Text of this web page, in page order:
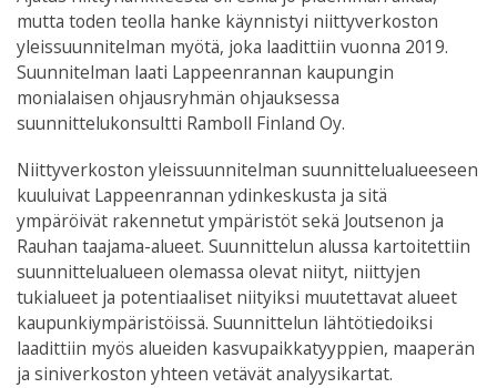
mutta toden teolla hanke käynnistyi niittyverkoston
yleissuunnitelman myötä, joka laadittiin vuonna 2019.
Suunnitelman laati Lappeenrannan kaupungin
monialaisen ohjausryhmän ohjauksessa
suunnittelukonsultti Ramboll Finland Oy.
Niittyverkoston yleissuunnitelman suunnittelualueeseen
kuuluivat Lappeenrannan ydinkeskusta ja sitä
ympäröivät rakennetut ympäristöt sekä Joutsenon ja
Rauhan taajama-alueet. Suunnittelun alussa kartoitettiin
suunnittelualueen olemassa olevat niityt, niittyjen
tukialueet ja potentiaaliset niityiksi muutettavat alueet
kaupunkiympäristöissä. Suunnittelun lähtötiedoiksi
laadittiin myös alueiden kasvupaikkatyyppien, maaperän
ja siniverkoston yhteen vetävät analyysikartat.